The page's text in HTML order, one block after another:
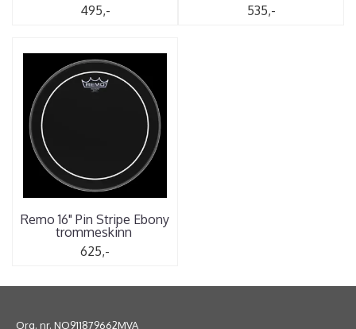
495,-
535,-
Remo 16" Pin Stripe Ebony
trommeskinn
625,-
Org. nr. NO911879662MVA